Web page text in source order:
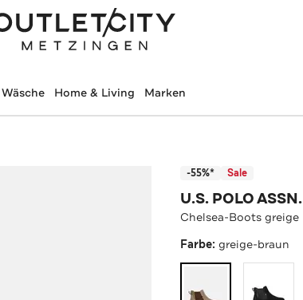
Wäsche Home & Living Marken
-55%* Sale
U.S. POLO ASSN.
Chelsea-Boots greige
Farbe:greige-braun